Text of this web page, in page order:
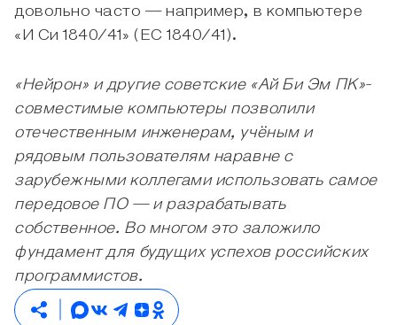
довольно часто — например, в компьютере
«И Си 1840/41» (ЕС 1840/41).
«Нейрон» и другие советские «Ай Би Эм ПК»-
совместимые компьютеры позволили
отечественным инженерам, учёным и
рядовым пользователям наравне с
зарубежными коллегами использовать самое
передовое ПО — и разрабатывать
собственное. Во многом это заложило
фундамент для будущих успехов российских
программистов.